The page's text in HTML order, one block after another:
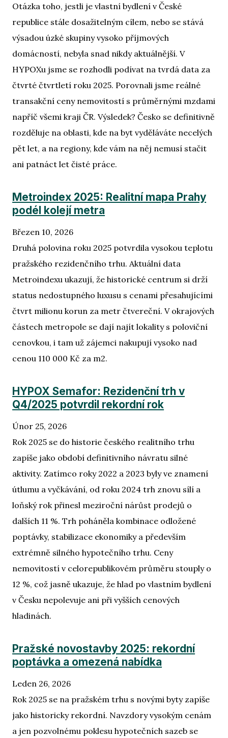
Otázka toho, jestli je vlastní bydlení v České
republice stále dosažitelným cílem, nebo se stává
výsadou úzké skupiny vysoko příjmových
domácností, nebyla snad nikdy aktuálnější. V
HYPOXu jsme se rozhodli podívat na tvrdá data za
čtvrté čtvrtletí roku 2025. Porovnali jsme reálné
transakční ceny nemovitostí s průměrnými mzdami
napříč všemi kraji ČR. Výsledek? Česko se definitivně
rozděluje na oblasti, kde na byt vyděláváte necelých
pět let, a na regiony, kde vám na něj nemusí stačit
ani patnáct let čisté práce.
Metroindex 2025: Realitní mapa Prahy
podél kolejí metra
Březen 10, 2026
Druhá polovina roku 2025 potvrdila vysokou teplotu
pražského rezidenčního trhu. Aktuální data
Metroindexu ukazují, že historické centrum si drží
status nedostupného luxusu s cenami přesahujícími
čtvrt milionu korun za metr čtvereční. V okrajových
částech metropole se dají najít lokality s poloviční
cenovkou, i tam už zájemci nakupují vysoko nad
cenou 110 000 Kč za m2.
HYPOX Semafor: Rezidenční trh v
Q4/2025 potvrdil rekordní rok
Únor 25, 2026
Rok 2025 se do historie českého realitního trhu
zapíše jako období definitivního návratu silné
aktivity. Zatímco roky 2022 a 2023 byly ve znamení
útlumu a vyčkávání, od roku 2024 trh znovu sílí a
loňský rok přinesl meziroční nárůst prodejů o
dalších 11 %. Trh poháněla kombinace odložené
poptávky, stabilizace ekonomiky a především
extrémně silného hypotečního trhu. Ceny
nemovitostí v celorepublikovém průměru stouply o
12 %, což jasně ukazuje, že hlad po vlastním bydlení
v Česku nepolevuje ani při vyšších cenových
hladinách.
Pražské novostavby 2025: rekordní
poptávka a omezená nabídka
Leden 26, 2026
Rok 2025 se na pražském trhu s novými byty zapíše
jako historicky rekordní. Navzdory vysokým cenám
a jen pozvolnému poklesu hypotečních sazeb se